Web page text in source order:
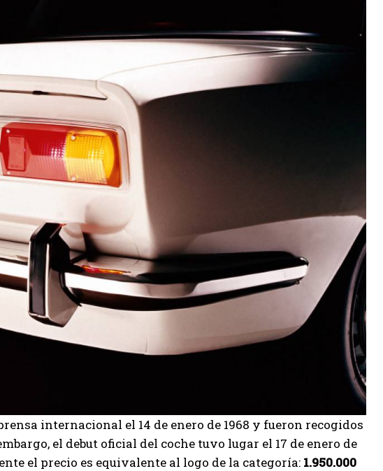
internacional el 14 de enero de 1968 y fueron recogidos
el debut oficial del coche tuvo lugar el 17 de enero de
el precio es equivalente al logo de la categoría: 1.950.000